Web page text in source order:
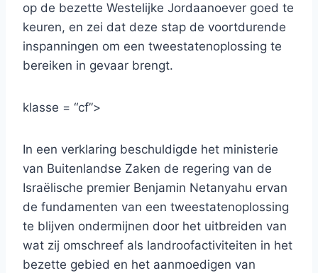
op de bezette Westelijke Jordaanoever goed te
keuren, en zei dat deze stap de voortdurende
inspanningen om een ​​tweestatenoplossing te
bereiken in gevaar brengt.
klasse = “cf”>
In een verklaring beschuldigde het ministerie
van Buitenlandse Zaken de regering van de
Israëlische premier Benjamin Netanyahu ervan
de fundamenten van een tweestatenoplossing
te blijven ondermijnen door het uitbreiden van
wat zij omschreef als landroofactiviteiten in het
bezette gebied en het aanmoedigen van